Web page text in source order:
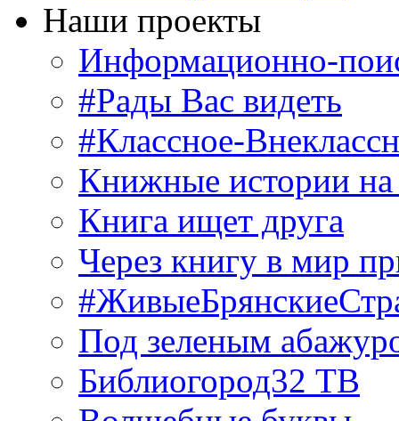
Наши проекты
Информационно-
#Рады Вас видеть
#Классное-
Книжные истории
Книга ищет друга
Через книгу в мир
Под зеленым
Библиогород32 ТВ